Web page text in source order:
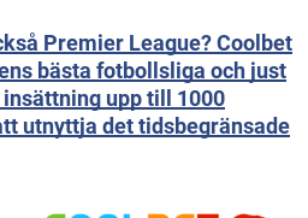
Premier League? Coolbet
bästa fotbollsliga och just
insättning upp till 1000
utnyttja det tidsbegränsade